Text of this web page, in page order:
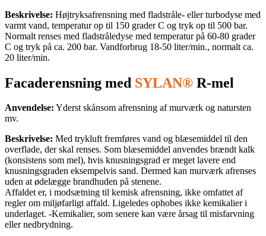
Beskrivelse: Højtryksafrensning med fladstråle- eller turbodyse med
varmt vand, temperatur op til 150 grader C og tryk op til 500 bar.
Normalt renses med fladstråledyse med temperatur på 60-80 grader
C og tryk på ca. 200 bar. Vandforbrug 18-50 liter/min., normalt ca.
20 liter/min.
Facaderensning med SYLAN® R-mel
Anvendelse: Yderst skånsom afrensning af murværk og natursten
mv.
Beskrivelse: Med trykluft fremføres vand og blæsemiddel til den
overflade, der skal renses. Som blæsemiddel anvendes brændt kalk
(konsistens som mel), hvis knusningsgrad er meget lavere end
knusningsgraden eksempelvis sand. Dermed kan murværk afrenses
uden at ødelægge brandhuden på stenene.
Affaldet er, i modsætning til kemisk afrensning, ikke omfattet af
regler om miljøfarligt affald. Ligeledes ophobes ikke kemikalier i
underlaget. -Kemikalier, som senere kan være årsag til misfarvning
eller nedbrydning.